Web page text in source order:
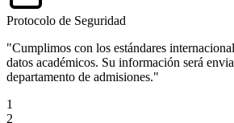
Protocolo de Seguridad
"Cumplimos con los estándares
datos académicos. Su información será
departamento de admisiones."
1
2